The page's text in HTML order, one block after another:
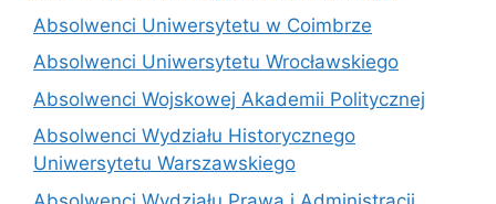
Absolwenci Uniwersytetu w Coimbrze
Absolwenci Uniwersytetu Wrocławskiego
Absolwenci Wojskowej Akademii Politycznej
Absolwenci Wydziału Historycznego
Uniwersytetu Warszawskiego